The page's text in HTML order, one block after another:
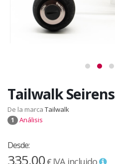
Tailwalk Seirens
De la marca Tailwalk
1 Análisis
Desde:
335,00 IVA incluido